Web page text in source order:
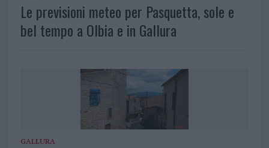
Le previsioni meteo per Pasquetta, sole e
bel tempo a Olbia e in Gallura
GALLURA